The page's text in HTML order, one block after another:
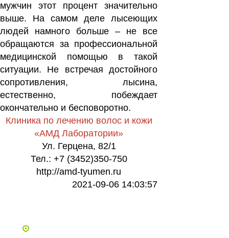
мужчин этот процент значительно
выше. На самом деле лысеющих
людей намного больше – не все
обращаются за профессиональной
медицинской помощью в такой
ситуации. Не встречая достойного
сопротивления, лысина,
естественно, побеждает
окончательно и бесповоротно.
Клиника по лечению волос и кожи
«АМД Лаборатории»
Ул. Герцена, 82/1
Тел.: +7 (3452)350-750
http://amd-tyumen.ru
2021-09-06 14:03:57